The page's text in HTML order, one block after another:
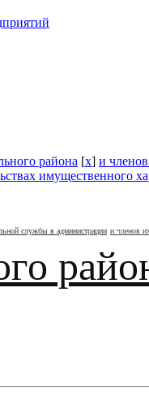
района [x] и
имущественного
службы в администрации и членов